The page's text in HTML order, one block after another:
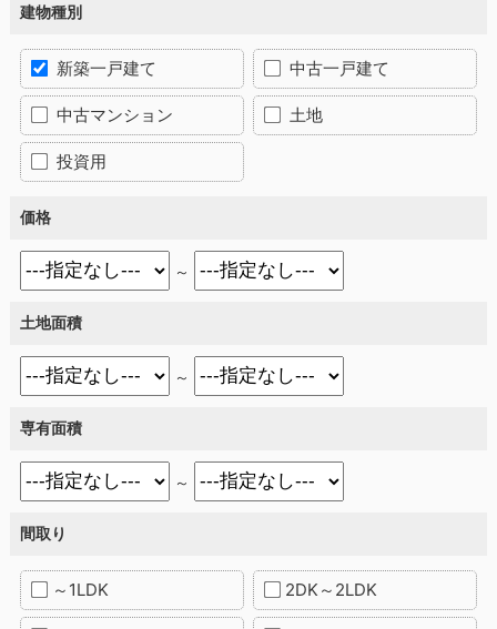
建物種別
新築一戸建て 中古一戸建て
中古マンション 土地
投資用
価格
～
土地面積
～
専有面積
～
間取り
～1LDK 2DK～2LDK